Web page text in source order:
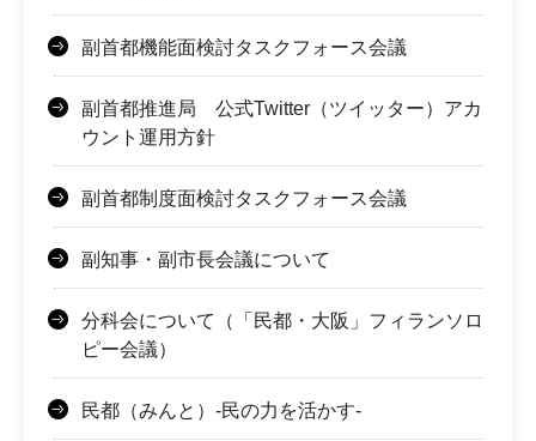
副首都機能面検討タスクフォース会議
副首都推進局 公式Twitter（ツイッター）アカ
ウント運用方針
副首都制度面検討タスクフォース会議
副知事・副市長会議について
分科会について（「民都・大阪」フィランソロ
ピー会議）
民都（みんと）-民の力を活かす-